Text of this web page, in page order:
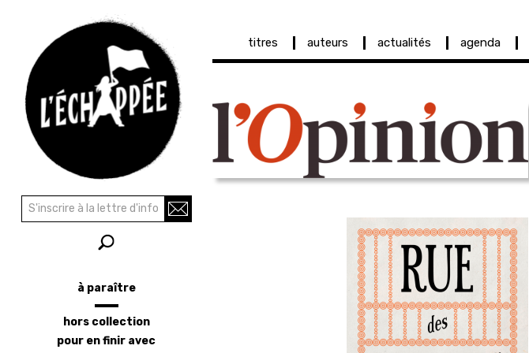
contenu
principal
principale
titres auteurs actualités agenda
Rechercher
latéral
à paraître
hors collection
pour en finir avec